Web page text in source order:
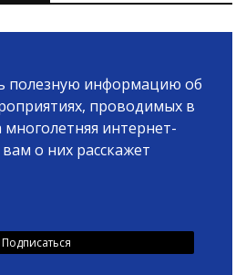
полезную информацию об
проводимых в
интернет-
о них расскажет